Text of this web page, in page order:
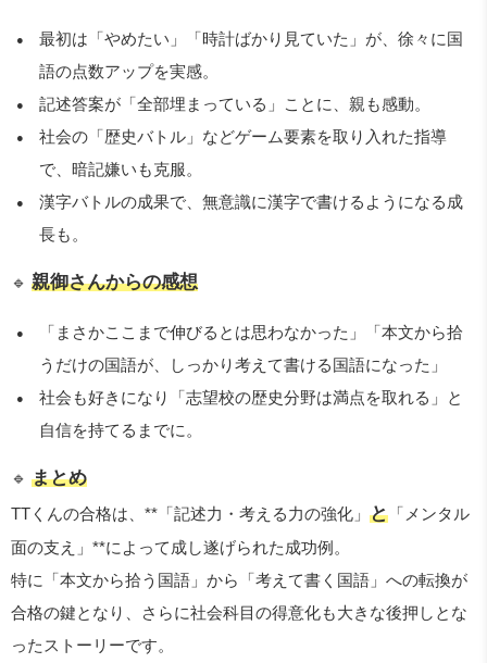
最初は「やめたい」「時計ばかり見ていた」が、徐々に国
語の点数アップを実感。
記述答案が「全部埋まっている」ことに、親も感動。
社会の「歴史バトル」などゲーム要素を取り入れた指導
で、暗記嫌いも克服。
漢字バトルの成果で、無意識に漢字で書けるようになる成
長も。
🔹 親御さんからの感想
「まさかここまで伸びるとは思わなかった」「本文から拾
うだけの国語が、しっかり考えて書ける国語になった」
社会も好きになり「志望校の歴史分野は満点を取れる」と
自信を持てるまでに。
🔹 まとめ
TTくんの合格は、**「記述力・考える力の強化」 と 「メンタル
面の支え」**によって成し遂げられた成功例。
特に「本文から拾う国語」から「考えて書く国語」への転換が
合格の鍵となり、さらに社会科目の得意化も大きな後押しとな
ったストーリーです。